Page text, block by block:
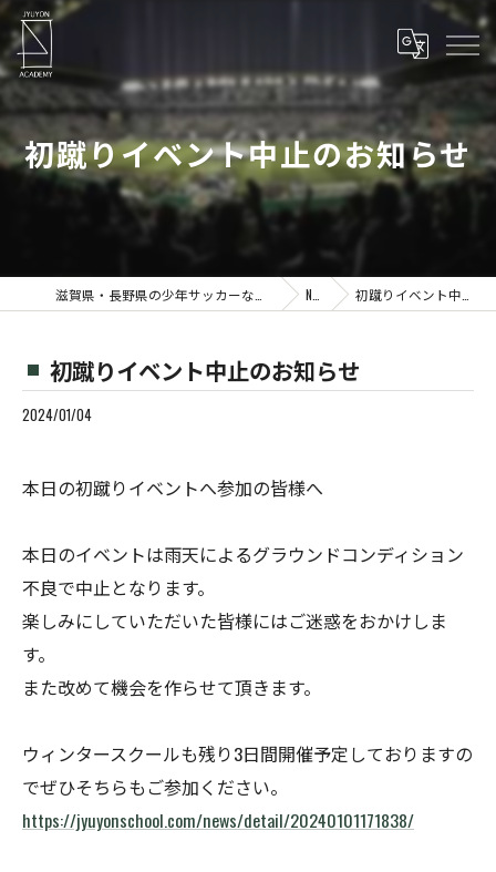
初蹴りイベント中止のお知らせ
News 初蹴りイベント中止のお知らせ
初蹴りイベント中止のお知らせ
2024/01/04
本日の初蹴りイベントへ参加の皆様へ
本日のイベントは雨天によるグラウンドコンディション
不良で中止となります。
楽しみにしていただいた皆様にはご迷惑をおかけしま
す。
また改めて機会を作らせて頂きます。
ウィンタースクールも残り3日間開催予定しておりますの
でぜひそちらもご参加ください。
https://jyuyonschool.com/news/detail/20240101171838/